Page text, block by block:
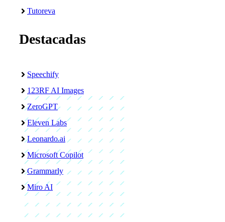
Tutoreva
Destacadas
Speechify
123RF AI Images
ZeroGPT
Eleven Labs
Leonardo.ai
Microsoft Copilot
Grammarly
Miro AI